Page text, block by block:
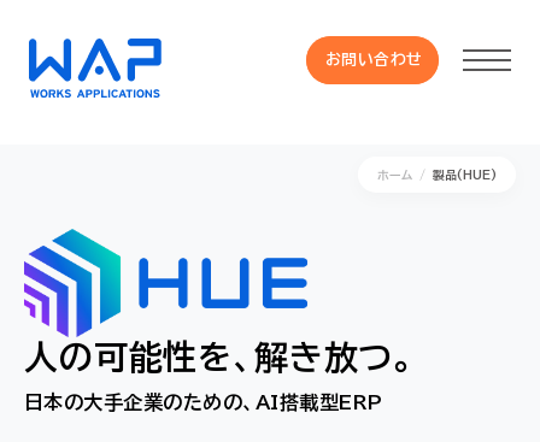
お問い合わせ
HUE 機能一覧
サービス
OXYGラインナップ
ホーム 製品(HUE)
人の可能性を、解き放つ。
日本の大手企業のための、AI搭載型ERP
お問い合わせ